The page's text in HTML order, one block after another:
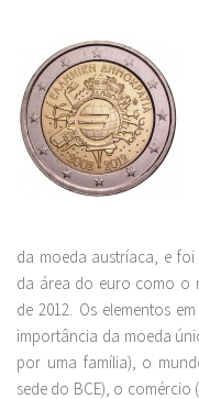
da moeda austríaca, e
da área do euro como o
de 2012. Os elementos
importância da moeda
por uma família), o
sede do BCE), o